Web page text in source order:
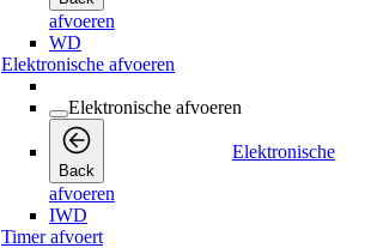
afvoeren
WD
Elektronische afvoeren
Elektronische afvoeren
Back
Elektronische
afvoeren
IWD
Timer afvoert